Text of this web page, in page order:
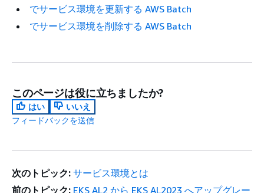
でサービス環境を更新する AWS Batch
でサービス環境を削除する AWS Batch
このページは役に立ちましたか?
はい
いいえ
フィードバックを送信
次のトピック: サービス環境とは
前のトピック: EKS AL2 から EKS AL2023 へアップグレー